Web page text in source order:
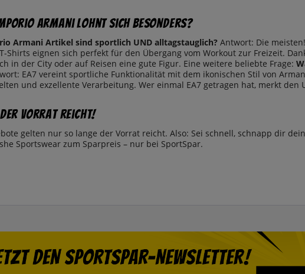
Armani lohnt sich besonders?
Armani Artikel sind sportlich UND alltagstauglich? Antwort: Die
Shirts eignen sich perfekt für den Übergang vom Workout zur Freizeit.
in der City oder auf Reisen eine gute Figur. Eine weitere beliebte Frage:
EA7 vereint sportliche Funktionalität mit dem ikonischen Stil von
und exzellente Verarbeitung. Wer einmal EA7 getragen hat, merkt den
der Vorrat reicht!
gelten nur so lange der Vorrat reicht. Also: Sei schnell, schnapp dir
Sportswear zum Sparpreis – nur bei SportSpar.